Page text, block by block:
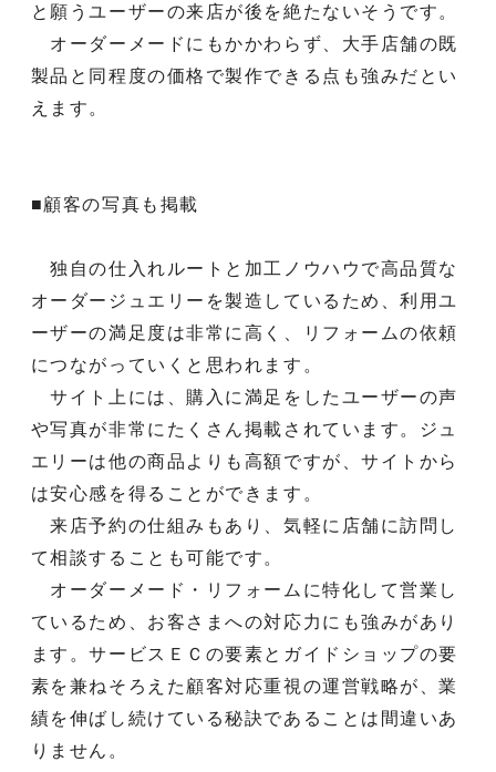
と願うユーザーの来店が後を絶たないそうです。
オーダーメードにもかかわらず、大手店舗の既
製品と同程度の価格で製作できる点も強みだとい
えます。
■顧客の写真も掲載
独自の仕入れルートと加工ノウハウで高品質な
オーダージュエリーを製造しているため、利用ユ
ーザーの満足度は非常に高く、リフォームの依頼
につながっていくと思われます。
サイト上には、購入に満足をしたユーザーの声
や写真が非常にたくさん掲載されています。ジュ
エリーは他の商品よりも高額ですが、サイトから
は安心感を得ることができます。
来店予約の仕組みもあり、気軽に店舗に訪問し
て相談することも可能です。
オーダーメード・リフォームに特化して営業し
ているため、お客さまへの対応力にも強みがあり
ます。サービスＥＣの要素とガイドショップの要
素を兼ねそろえた顧客対応重視の運営戦略が、業
績を伸ばし続けている秘訣であることは間違いあ
りません。